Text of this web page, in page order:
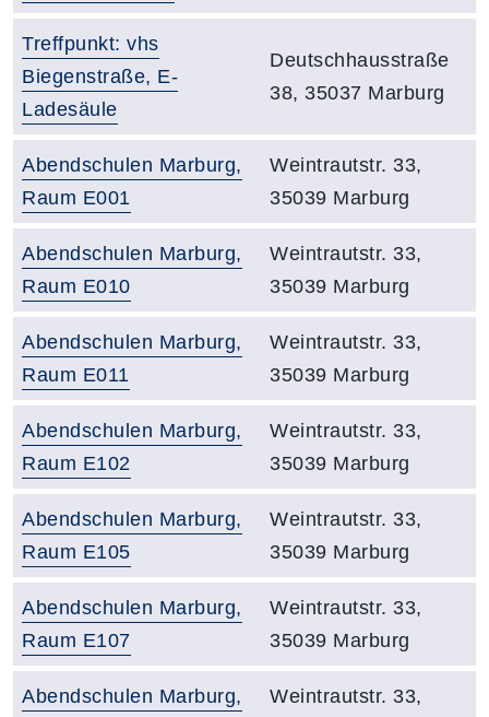
Raumbezeichnung:
Treffpunkt: vhs
Biegenstraße, E-
Ladesäule
Adresse:
Deutschhausstraße
38, 35037 Marburg
Raumbezeichnung:
Abendschulen Marburg,
Raum E001
Adresse:
Weintrautstr. 33,
35039 Marburg
Raumbezeichnung:
Abendschulen Marburg,
Raum E010
Adresse:
Weintrautstr. 33,
35039 Marburg
Raumbezeichnung:
Abendschulen Marburg,
Raum E011
Adresse:
Weintrautstr. 33,
35039 Marburg
Raumbezeichnung:
Abendschulen Marburg,
Raum E102
Adresse:
Weintrautstr. 33,
35039 Marburg
Raumbezeichnung:
Abendschulen Marburg,
Raum E105
Adresse:
Weintrautstr. 33,
35039 Marburg
Raumbezeichnung:
Abendschulen Marburg,
Raum E107
Adresse:
Weintrautstr. 33,
35039 Marburg
Raumbezeichnung:
Abendschulen Marburg,
Adresse:
Weintrautstr. 33,